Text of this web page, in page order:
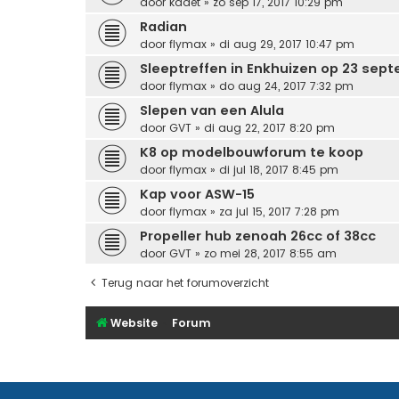
Radian
door flymax » di aug 29, 2017 10:47 pm
Sleeptreffen in Enkhuizen op 23
door flymax » do aug 24, 2017 7:32 pm
Slepen van een Alula
door GVT » di aug 22, 2017 8:20 pm
K8 op modelbouwforum te koop
door flymax » di jul 18, 2017 8:45 pm
Kap voor ASW-15
door flymax » za jul 15, 2017 7:28 pm
Propeller hub zenoah 26cc of 38cc
door GVT » zo mei 28, 2017 8:55 am
Terug naar het forumoverzicht
Website Forum